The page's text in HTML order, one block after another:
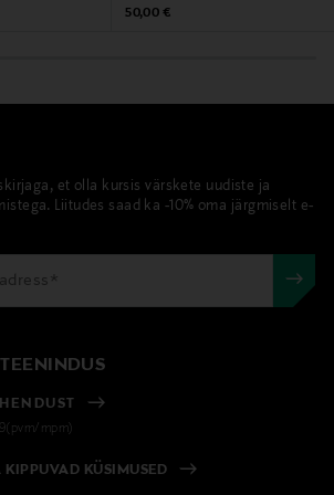
Original Price
50,00 €
et olla kursis värskete uudiste ja
Liitudes saad ka -10% oma järgmiselt e-
mpm)
KIPPUVAD KÜSIMUSED